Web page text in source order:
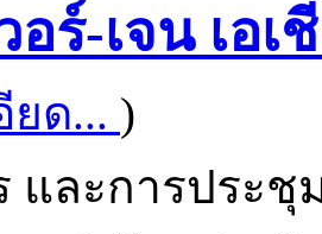
อร์-เจน เอเ
ยด... )
และการประชุ